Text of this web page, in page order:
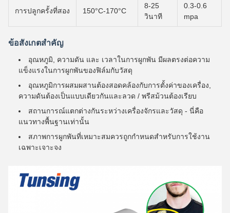
การปลูกครั้งที่สอง 150°C-170°C
8-25
วินาที
0.3-0.6
mpa
ข้อสังเกตสําคัญ
อุณหภูมิ, ความดัน และ เวลาในการผูกพัน มีผลตรงต่อความ
แข็งแรงในการผูกพันของฟิล์มกับวัสดุ
อุณหภูมิการผสมผสานต้องสอดคล้องกับการตั้งค่าของเครื่อง,
ความดันต้องเป็นแบบเดียวกันและลวด / พรีสม้วนต้องเรียบ
สถานการณ์แตกต่างกันระหว่างเครื่องจักรและวัสดุ - นี่คือ
แนวทางพื้นฐานเท่านั้น
สภาพการผูกพันที่เหมาะสมควรถูกกําหนดสําหรับการใช้งาน
เฉพาะเจาะจง